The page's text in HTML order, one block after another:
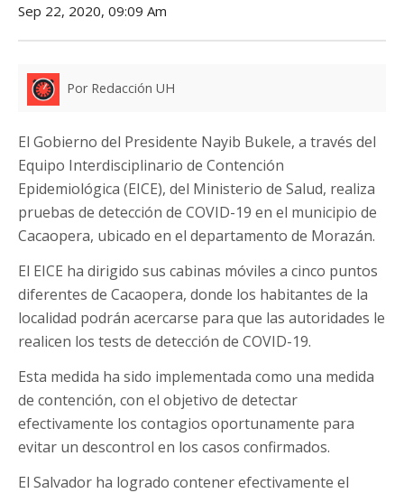
Sep 22, 2020, 09:09 Am
Por Redacción UH
El Gobierno del Presidente Nayib Bukele, a través del
Equipo Interdisciplinario de Contención
Epidemiológica (EICE), del Ministerio de Salud, realiza
pruebas de detección de COVID-19 en el municipio de
Cacaopera, ubicado en el departamento de Morazán.
El EICE ha dirigido sus cabinas móviles a cinco puntos
diferentes de Cacaopera, donde los habitantes de la
localidad podrán acercarse para que las autoridades le
realicen los tests de detección de COVID-19.
Esta medida ha sido implementada como una medida
de contención, con el objetivo de detectar
efectivamente los contagios oportunamente para
evitar un descontrol en los casos confirmados.
El Salvador ha logrado contener efectivamente el